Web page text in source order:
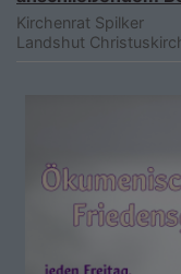
Kirchenrat Spilker
Landshut